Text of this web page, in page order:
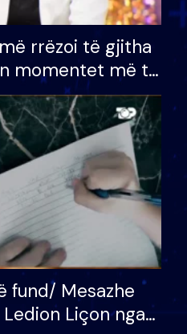
rrëzoi të gjitha
momentet më të
e BB VIP: Do më
kur…
fund/ Mesazhe
Liçon nga